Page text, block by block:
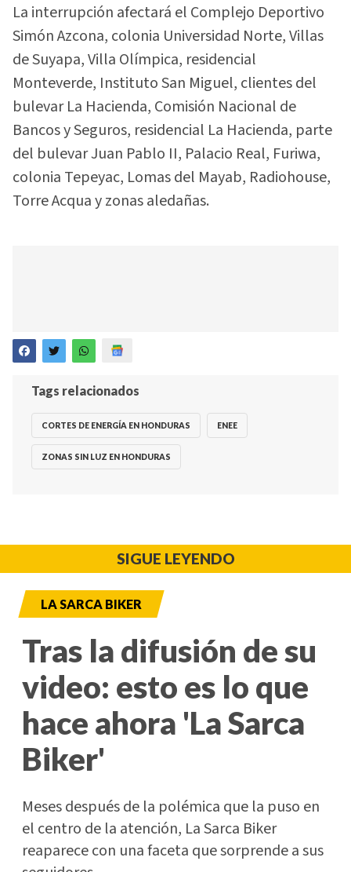
La interrupción afectará el Complejo Deportivo
Simón Azcona, colonia Universidad Norte, Villas
de Suyapa, Villa Olímpica, residencial
Monteverde, Instituto San Miguel, clientes del
bulevar La Hacienda, Comisión Nacional de
Bancos y Seguros, residencial La Hacienda, parte
del bulevar Juan Pablo II, Palacio Real, Furiwa,
colonia Tepeyac, Lomas del Mayab, Radiohouse,
Torre Acqua y zonas aledañas.
Tags relacionados
CORTES DE ENERGÍA EN HONDURAS ENEE
ZONAS SIN LUZ EN HONDURAS
SIGUE LEYENDO
LA SARCA BIKER
Tras la difusión de su
video: esto es lo que
hace ahora 'La Sarca
Biker'
Meses después de la polémica que la puso en
el centro de la atención, La Sarca Biker
reaparece con una faceta que sorprende a sus